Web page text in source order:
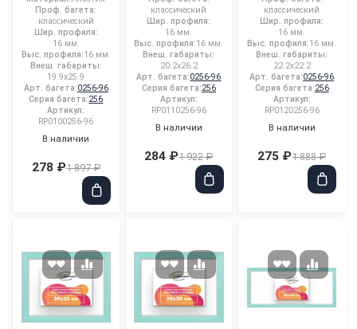
Проф. багета:
классический
Шир. профиля:
16 мм.
Выс. профиля:16 мм.
Внеш. габариты:
19.9x25.9
Арт. багета:0256-96
Серия багета:256
Артикул:
RP0100256-96
В наличии
278 ₽1 897 ₽
классический
Шир. профиля:
16 мм.
Выс. профиля:16 мм.
Внеш. габариты:
20.2x26.2
Арт. багета:0256-96
Серия багета:256
Артикул:
RP0110256-96
В наличии
284 ₽1 922 ₽
классический
Шир. профиля:
16 мм.
Выс. профиля:16 мм.
Внеш. габариты:
22.2x22.2
Арт. багета:0256-96
Серия багета:256
Артикул:
RP0120256-96
В наличии
275 ₽1 888 ₽